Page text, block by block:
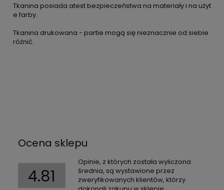
Tkanina posiada atest bezpieczeństwa na materiały i na użyt
e farby.
Tkanina drukowana - partie mogą się nieznacznie od siebie
różnić.
Ocena sklepu
4.81
Opinie, z których została wyliczona
średnia, są wystawione przez
zweryfikowanych klientów, którzy